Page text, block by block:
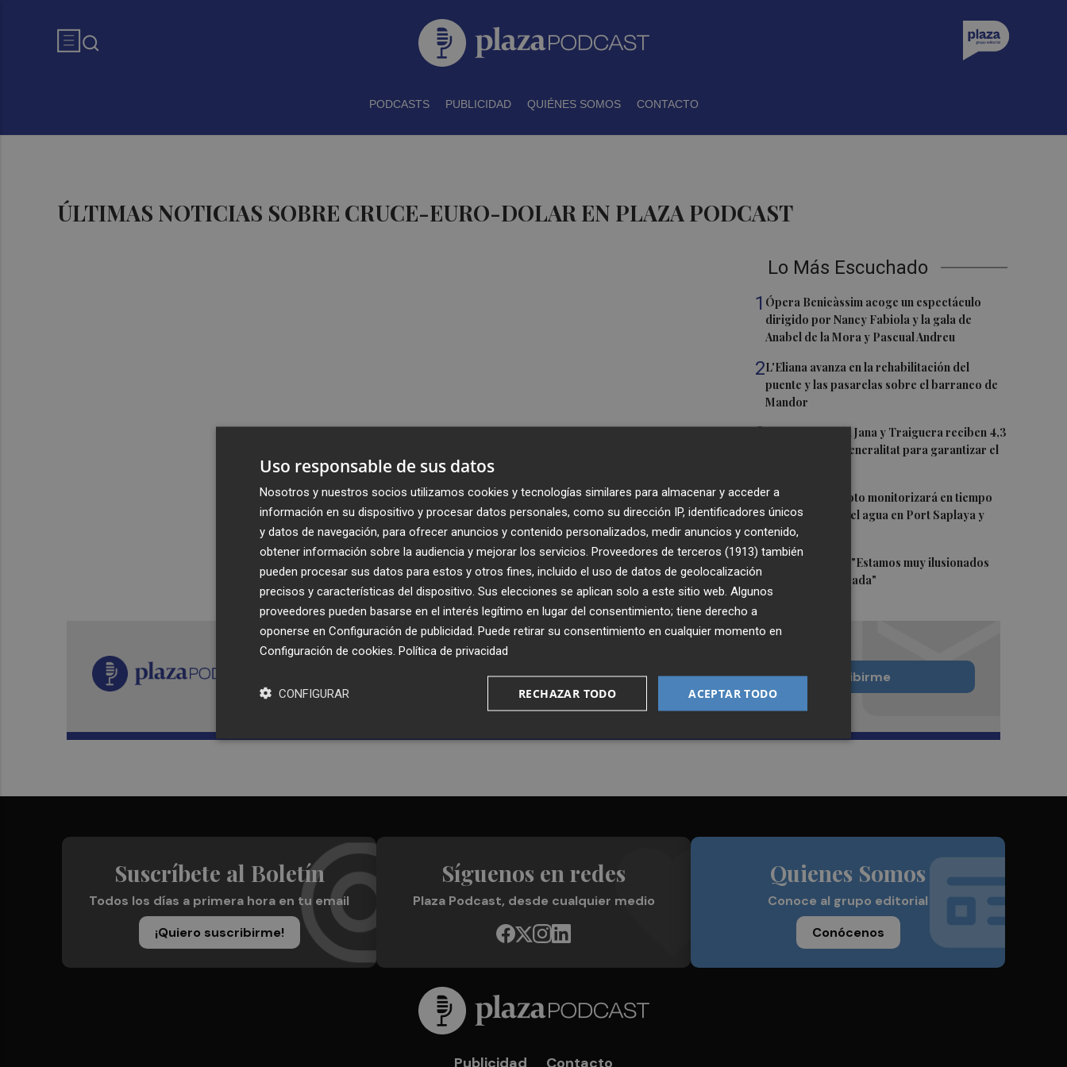
PODCASTS PUBLICIDAD QUIÉNES SOMOS CONTACTO
ÚLTIMAS NOTICIAS SOBRE CRUCE-EURO-DOLAR EN PLAZA PODCAST
Lo Más Escuchado
1 Ópera Benicàssim acoge un espectáculo
dirigido por Nancy Fabiola y la gala de
Anabel de la Mora y Pascual Andreu
2L'Eliana avanza en la rehabilitación del
puente y las pasarelas sobre el barranco de
Mandor
3Canet lo Roig, la Jana y Traiguera reciben 4,3
millones de la Generalitat para garantizar el
4Un proyecto piloto monitorizará en tiempo
real la calidad del agua en Port Saplaya y
Meliana
5
Fernando Roig: "Estamos muy ilusionados
con esta temporada"
Recibe toda la actualidad de
Plaza Podcast en tu correo
Quiero suscribirme
Suscríbete al Boletín
Todos los días a primera hora en tu email
¡Quiero suscribirme!
Síguenos en redes
Plaza Podcast, desde cualquier medio
Quienes Somos
Conoce al grupo editorial
Conócenos
Publicidad Contacto
Uso responsable de sus datos
Nosotros y nuestros socios utilizamos cookies y tecnologías similares para almacenar y acceder a
información en su dispositivo y procesar datos personales, como su dirección IP, identificadores únicos
y datos de navegación, para ofrecer anuncios y contenido personalizados, medir anuncios y contenido,
obtener información sobre la audiencia y mejorar los servicios. Proveedores de terceros (1913) también
pueden procesar sus datos para estos y otros fines, incluido el uso de datos de geolocalización
precisos y características del dispositivo. Sus elecciones se aplican solo a este sitio web. Algunos
proveedores pueden basarse en el interés legítimo en lugar del consentimiento; tiene derecho a
oponerse en Configuración de publicidad . Puede retirar su consentimiento en cualquier momento en
Configuración de cookies Política de privacidad
ACEPTAR TODO
RECHAZAR TODO
CONFIGURAR